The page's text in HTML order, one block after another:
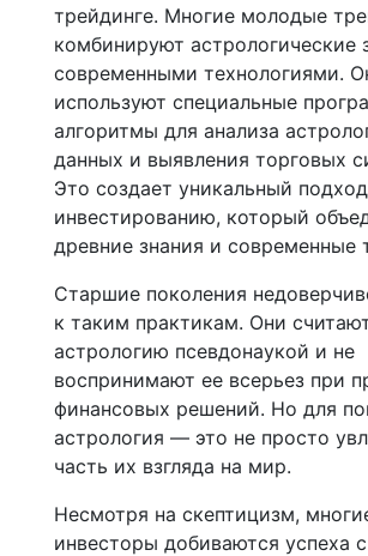
трейдинге. Многие молодые
комбинируют астрологические
современными технологиями.
используют специальные
алгоритмы для анализа
данных и выявления торговых
Это создает уникальный
инвестированию, который
древние знания и современные
Старшие поколения
к таким практикам. Они
астрологию псевдонаукой и не
воспринимают ее всерьез при
финансовых решений. Но для
астрология — это не просто
часть их взгляда на мир.
Несмотря на скептицизм,
инвесторы добиваются успеха